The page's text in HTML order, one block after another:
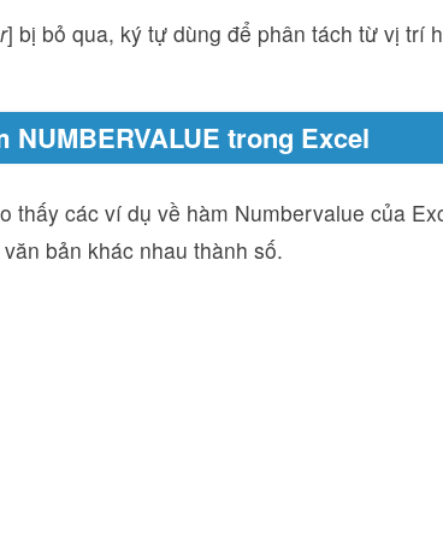
] bị bỏ qua, ký tự dùng để phân tách từ vị trí
NUMBERVALUE trong Excel
thấy các ví dụ về hàm Numbervalue của
bản khác nhau thành số.